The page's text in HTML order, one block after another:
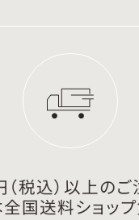
税込）以上のご
国送料ショッ